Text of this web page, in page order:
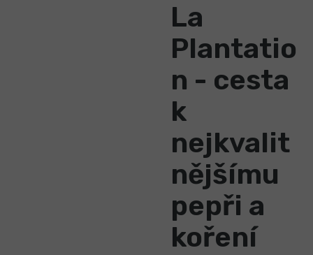
La
Plantatio
n - cesta
k
nejkvalit
nějšímu
pepři a
koření